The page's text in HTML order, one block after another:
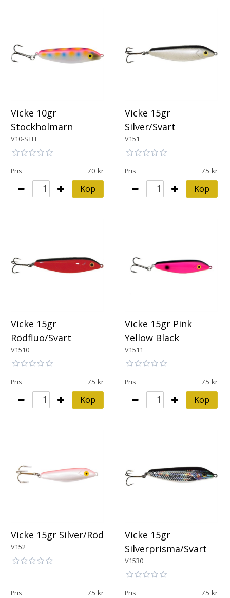
Vicke 10gr
Stockholmarn
V10-STH
Pris 70
Köp
Vicke 15gr
Silver/Svart
V151
Pris 75
Köp
Vicke 15gr
Rödfluo/Svart
V1510
Pris 75
Köp
Vicke 15gr Pink
Yellow Black
V1511
Pris 75
Köp
Vicke 15gr Silver/Röd
V152
Pris 75
Vicke 15gr
Silverprisma/Svart
V1530
Pris 75